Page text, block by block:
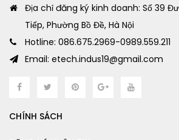
Địa chỉ đăng ký kinh doanh: Số 39
Tiếp, Phường Bồ Đề, Hà Nội
Hotline: 086.675.2969-0989.559.211
Email: etech.indus19@gmail.com
CHÍNH SÁCH